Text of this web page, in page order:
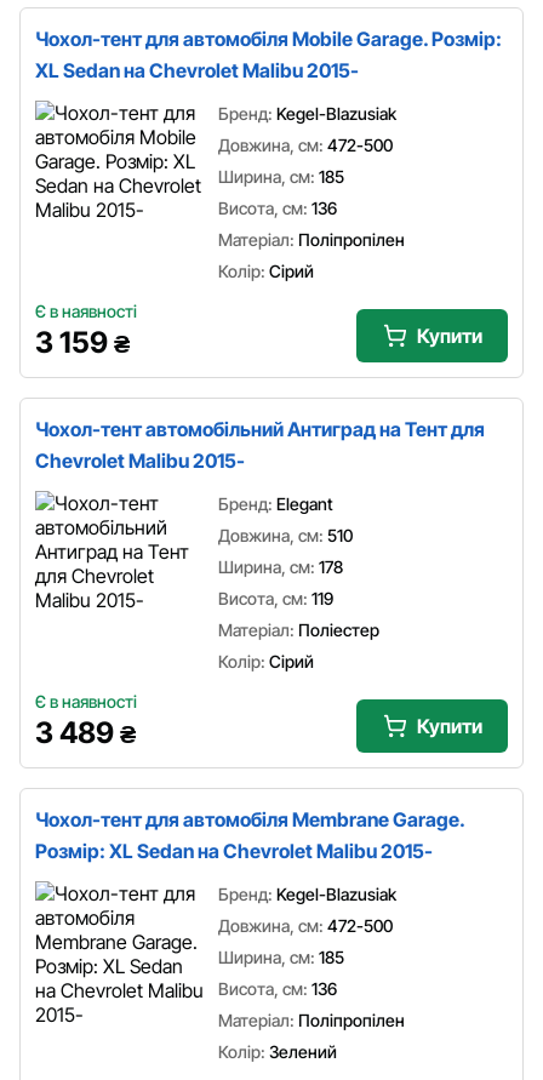
Чохол-тент для автомобіля Mobile Garage. Розмір:
XL Sedan на Chevrolet Malibu 2015-
Бренд: Kegel-Blazusiak
Довжина, см: 472-500
Ширина, см: 185
Висота, см: 136
Матеріал: Поліпропілен
Колір: Сірий
Є в наявності
3 159 ₴ Купити
Чохол-тент автомобільний Антиград на Тент для
Chevrolet Malibu 2015-
Бренд: Elegant
Довжина, см: 510
Ширина, см: 178
Висота, см: 119
Матеріал: Поліестер
Колір: Сірий
Є в наявності
3 489 ₴ Купити
Чохол-тент для автомобіля Membrane Garage.
Розмір: XL Sedan на Chevrolet Malibu 2015-
Бренд: Kegel-Blazusiak
Довжина, см: 472-500
Ширина, см: 185
Висота, см: 136
Матеріал: Поліпропілен
Колір: Зелений